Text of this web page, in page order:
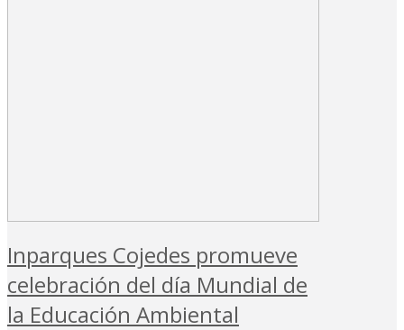
Inparques Cojedes promueve
celebración del día Mundial de
la Educación Ambiental